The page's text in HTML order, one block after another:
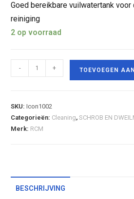
Goed bereikbare vuilwatertank
reiniging
2 op voorraad
- + TOEVOEGEN
SKU:Icon1002
Categorieën: Cleaning,SCHROB EN
Merk: RCM
BESCHRIJVING